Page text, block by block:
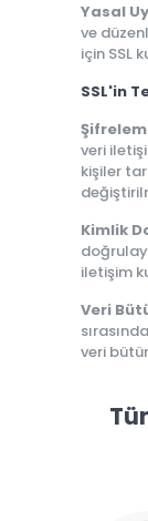
Yasal
ve
için SSL
SSL'in
veri
kişiler
Kimlik
iletişim
Veri
veri